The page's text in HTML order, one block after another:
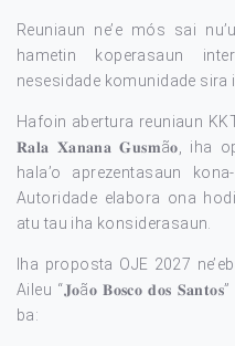
Reuniaun ne’e mós sai
hametin koperasaun
nesesidade komunidade sira
Hafoin abertura reuniaun
𝐑𝐚𝐥𝐚 𝐗𝐚𝐧𝐚𝐧𝐚 𝐆𝐮𝐬𝐦ã𝐨, iha
hala’o aprezentasaun
Autoridade elabora ona
atu tau iha konsiderasaun.
Iha proposta OJE 2027
Aileu “𝐉𝐨ã𝐨 𝐁𝐨𝐬𝐜𝐨 𝐝𝐨𝐬
ba: